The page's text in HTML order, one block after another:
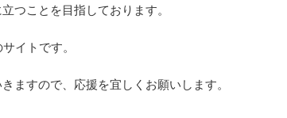
つことを目指しております。
イトです。
ますので、応援を宜しくお願いします。